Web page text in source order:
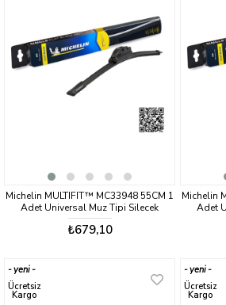
Michelin MULTIFIT™ MC33948 55CM 1
Adet Universal Muz Tipi Silecek
₺679,10
Michelin
Adet
yeni
ürün
Ücretsiz
Kargo
yeni
ürün
Ücretsiz
Kargo